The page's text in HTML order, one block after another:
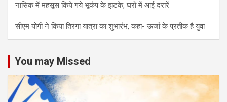
नासिक में महसूस किये गये भूकंप के झटके, घरों में आई दरारें
सीएम योगी ने किया तिरंगा यात्रा का शुभारंभ, कहा- ऊर्जा के प्रतीक है युवा
You may Missed